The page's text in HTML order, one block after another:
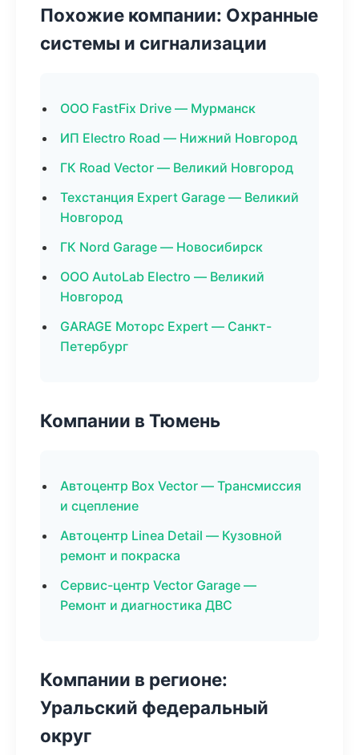
Похожие компании: Охранные
системы и сигнализации
ООО FastFix Drive — Мурманск
ИП Electro Road — Нижний Новгород
ГК Road Vector — Великий Новгород
Техстанция Expert Garage — Великий
Новгород
ГК Nord Garage — Новосибирск
ООО AutoLab Electro — Великий
Новгород
GARAGE Моторс Expert — Санкт-
Петербург
Компании в Тюмень
Автоцентр Box Vector — Трансмиссия
и сцепление
Автоцентр Linea Detail — Кузовной
ремонт и покраска
Сервис-центр Vector Garage —
Ремонт и диагностика ДВС
Компании в регионе:
Уральский федеральный
округ